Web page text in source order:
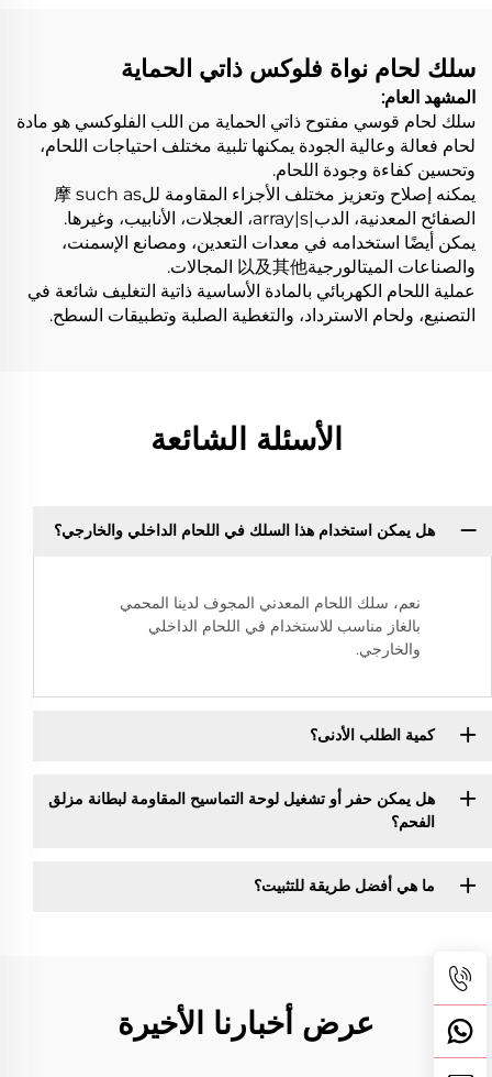
سلك لحام نواة فلوكس ذاتي الحماية
المشهد العام:
سلك لحام قوسي مفتوح ذاتي الحماية من اللب الفلوكسي هو مادة
لحام فعالة وعالية الجودة يمكنها تلبية مختلف احتياجات اللحام،
وتحسين كفاءة وجودة اللحام.
يمكنه إصلاح وتعزيز مختلف الأجزاء المقاومة لل摩 such as
الصفائح المعدنية، الدب|array|s، العجلات، الأنابيب، وغيرها.
يمكن أيضًا استخدامه في معدات التعدين، ومصانع الإسمنت،
والصناعات الميتالورجية以及其他 المجالات.
عملية اللحام الكهربائي بالمادة الأساسية ذاتية التغليف شائعة في
التصنيع، ولحام الاسترداد، والتغطية الصلبة وتطبيقات السطح.
الأسئلة الشائعة
هل يمكن استخدام هذا السلك في اللحام الداخلي والخارجي؟
نعم، سلك اللحام المعدني المجوف لدينا المحمي
بالغاز مناسب للاستخدام في اللحام الداخلي
والخارجي.
كمية الطلب الأدنى؟
هل يمكن حفر أو تشغيل لوحة التماسيح المقاومة لبطانة مزلق
الفحم؟
ما هي أفضل طريقة للتثبيت؟
عرض أخبارنا الأخيرة